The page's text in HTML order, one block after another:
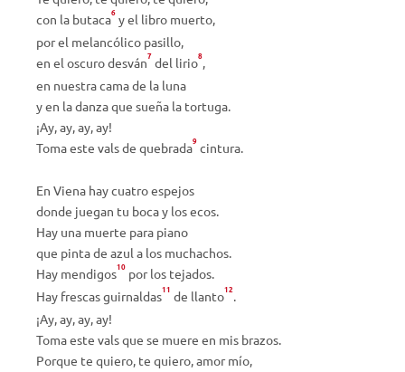
con la butaca6 y el libro muerto,
por el melancólico pasillo,
en el oscuro desván7 del lirio8,
en nuestra cama de la luna
y en la danza que sueña la tortuga.
¡Ay, ay, ay, ay!
Toma este vals de quebrada9 cintura.
En Viena hay cuatro espejos
donde juegan tu boca y los ecos.
Hay una muerte para piano
que pinta de azul a los muchachos.
Hay mendigos10 por los tejados.
Hay frescas guirnaldas11 de llanto12.
¡Ay, ay, ay, ay!
Toma este vals que se muere en mis brazos.
Porque te quiero, te quiero, amor mío,